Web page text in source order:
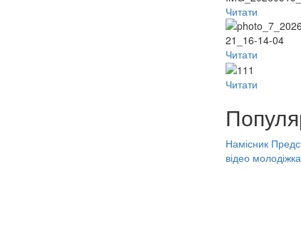
Читати
Читати
Читати
Намісник
відео молодіжка